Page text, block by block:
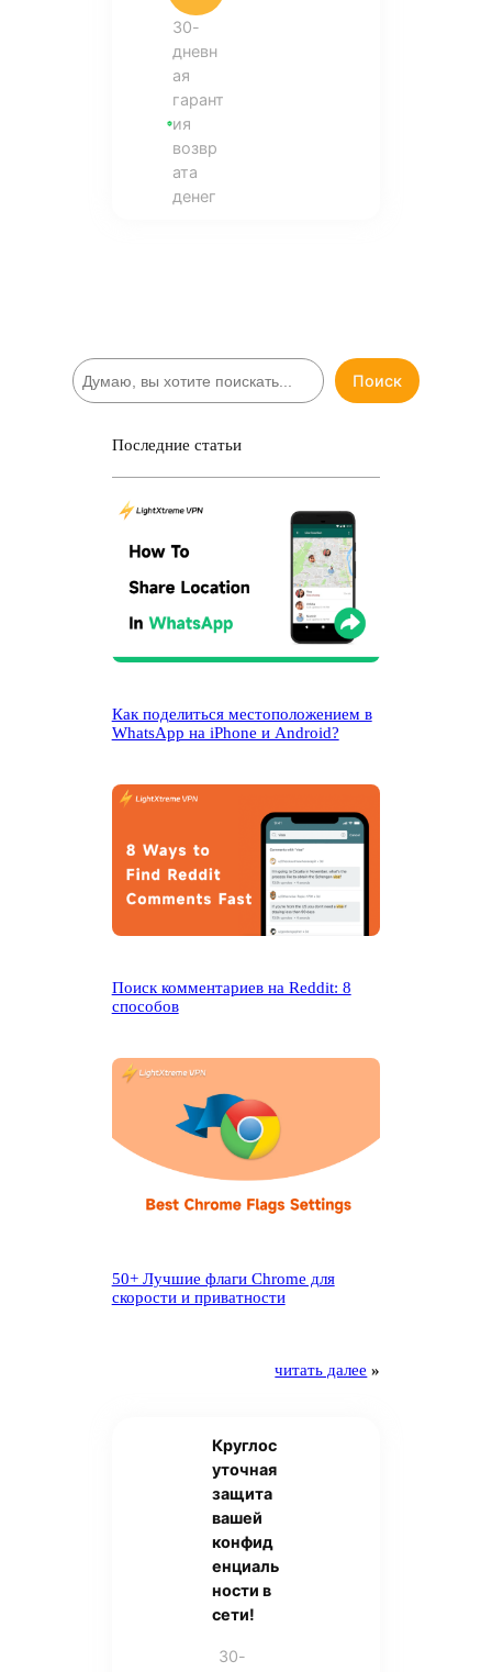
30-
дневн
ая
гарант
ия
возвр
ата
денег
П
о
Поиск
Последние статьи
Как поделиться местоположением в
WhatsApp на iPhone и Android?
Поиск комментариев на Reddit: 8
способов
50+ Лучшие флаги Chrome для
скорости и приватности
читать далее »
Круглос
уточная
защита
вашей
конфид
енциаль
ности в
сети!
30-